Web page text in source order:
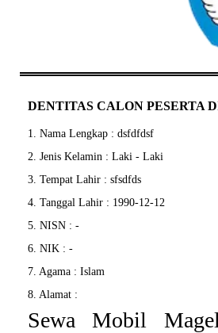
DENTITAS CALON PESERTA
1. Nama Lengkap : dsfdfdsf
2. Jenis Kelamin : Laki - Laki
3. Tempat Lahir : sfsdfds
4. Tanggal Lahir : 1990-12-12
5. NISN : -
6. NIK : -
7. Agama : Islam
8. Alamat :
Sewa Mobil